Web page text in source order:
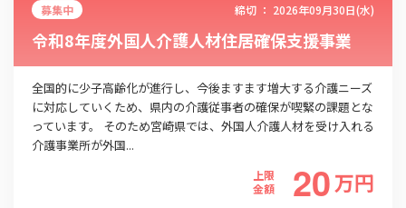
募集中 締切 ： 2026年09月30日(水)
令和8年度外国人介護人材住居確保支援事業
全国的に少子高齢化が進行し、今後ますます増大する介護ニーズ
に対応していくため、県内の介護従事者の確保が喫緊の課題とな
っています。 そのため宮崎県では、外国人介護人材を受け入れる
介護事業所が外国...
上限
金額
20万円